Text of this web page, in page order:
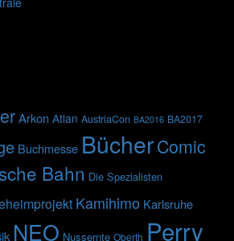
Arkon Atlan AustriaCon BA2016 BA2017
Buchmesse BücherComic
Bahn Die Spezialisten
Kamihimo Karlsruhe
NEO Nussernte Oberth Perry